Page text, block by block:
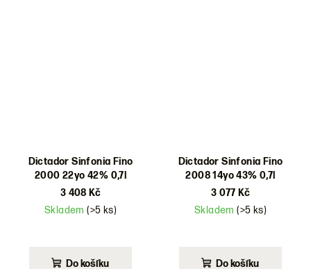
Dictador Sinfonia Fino
2000 22yo 42% 0,7l
3 408 Kč
Skladem(>5 ks)
Do košíku
Dictador Sinfonia Fino
2008 14yo 43% 0,7l
3 077 Kč
Skladem(>5 ks)
Do košíku